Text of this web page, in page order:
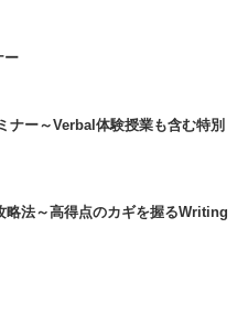
ー
ー～Verbal体験授業も含む特別
法～高得点のカギを握るWriting